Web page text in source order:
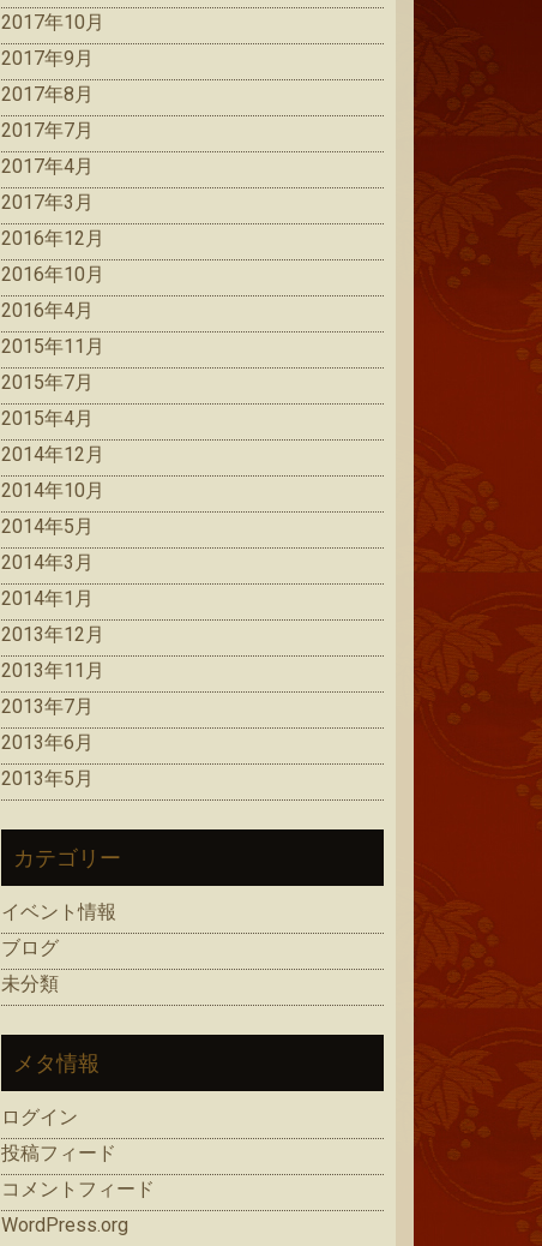
2017年10月
2017年9月
2017年8月
2017年7月
2017年4月
2017年3月
2016年12月
2016年10月
2016年4月
2015年11月
2015年7月
2015年4月
2014年12月
2014年10月
2014年5月
2014年3月
2014年1月
2013年12月
2013年11月
2013年7月
2013年6月
2013年5月
カテゴリー
イベント情報
ブログ
未分類
メタ情報
ログイン
投稿フィード
コメントフィード
WordPress.org